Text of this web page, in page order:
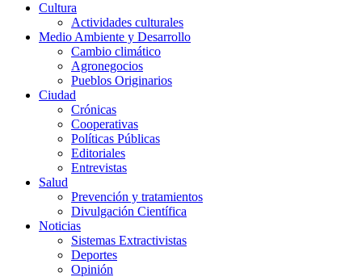
Cultura
Actividades culturales
Medio Ambiente y Desarrollo
Cambio climático
Agronegocios
Pueblos Originarios
Ciudad
Crónicas
Cooperativas
Políticas Públicas
Editoriales
Entrevistas
Salud
Prevención y tratamientos
Divulgación Científica
Noticias
Sistemas Extractivistas
Deportes
Opinión